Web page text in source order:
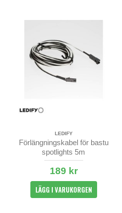
LEDIFY
Förlängningskabel för bastu
spotlights 5m
189 kr
LÄGG I VARUKORGEN